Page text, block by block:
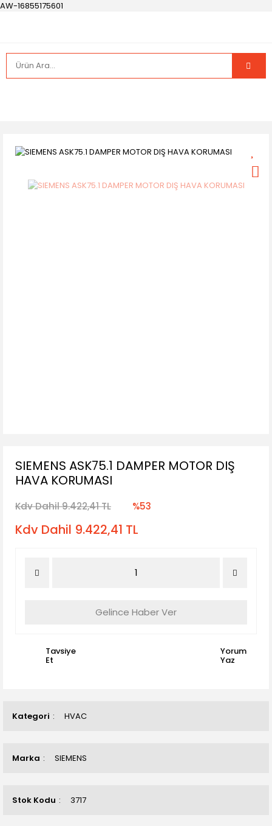
AW-16855175601
Kategori HVAC
Marka SIEMENS
Stok Kodu 3717
SIEMENS ASK75.1 DAMPER MOTOR DIŞ
HAVA KORUMASI
Kdv Dahil 9.422,41 TL %53
Kdv Dahil 9.422,41 TL
Gelince Haber Ver
Tavsiye
Et
Yorum
Yaz